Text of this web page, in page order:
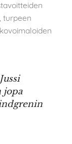
turpeen
jopa